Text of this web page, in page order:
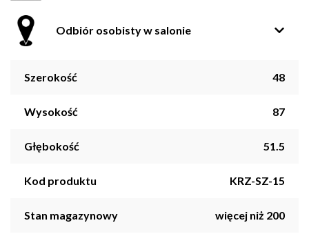
Odbiór osobisty w salonie
Szerokość 48
Wysokość 87
Głębokość 51.5
Kod produktu KRZ-SZ-15
Stan magazynowy więcej niż 200